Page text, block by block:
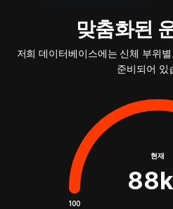
맞춤화된
저희 데이터베이스에는 신체 부위
준비되어 있
현재
88
100